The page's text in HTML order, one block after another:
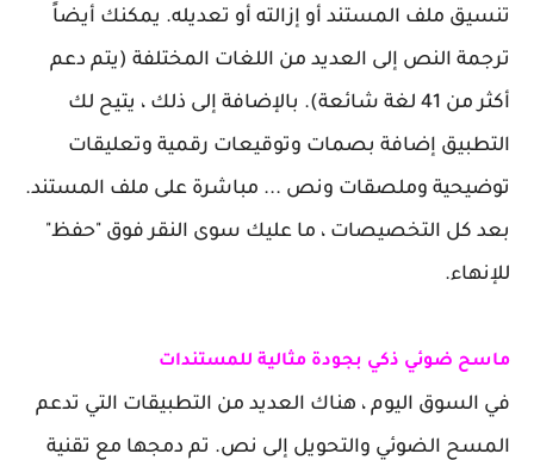
تنسيق ملف المستند أو إزالته أو تعديله. يمكنك أيضاً
ترجمة النص إلى العديد من اللغات المختلفة (يتم دعم
أكثر من 41 لغة شائعة). بالإضافة إلى ذلك ، يتيح لك
التطبيق إضافة بصمات وتوقيعات رقمية وتعليقات
توضيحية وملصقات ونص ... مباشرة على ملف المستند.
بعد كل التخصيصات ، ما عليك سوى النقر فوق "حفظ"
للإنهاء.
ماسح ضوئي ذكي بجودة مثالية للمستندات
في السوق اليوم ، هناك العديد من التطبيقات التي تدعم
المسح الضوئي والتحويل إلى نص. تم دمجها مع تقنية